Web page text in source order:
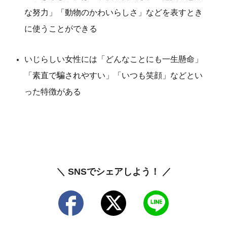
な努力」「動物のかわいらしさ」などを表すとき
に使うことができる
いじらしい女性には「どんなことにも一生懸命」
「素直で騙されやすい」「いつも笑顔」などとい
った特徴がある
＼ SNSでシェアしよう！ ／